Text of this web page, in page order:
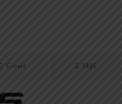
E-mail SMS